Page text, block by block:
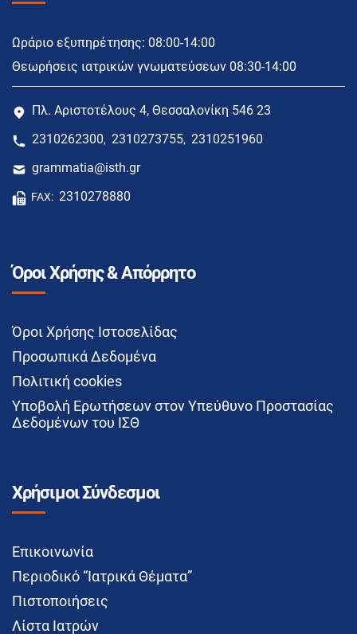
Ωράριο εξυπηρέτησης: 08:00-14:00
Θεωρήσεις ιατρικών γνωματεύσεων 08:30-14:00
Πλ. Αριστοτέλους 4, Θεσσαλονίκη 546 23
2310262300, 2310273755, 2310251960
grammatia@isth.gr
FAX: 2310278880
Όροι Χρήσης & Απόρρητο
Όροι Χρήσης Ιστοσελίδας
Προσωπικά Δεδομένα
Πολιτική cookies
Υποβολή Ερωτήσεων στον Υπεύθυνο Προστασίας
Δεδομένων του ΙΣΘ
Χρήσιμοι Σύνδεσμοι
Επικοινωνία
Περιοδικό “Ιατρικά Θέματα”
Πιστοποιήσεις
Λίστα Ιατρών